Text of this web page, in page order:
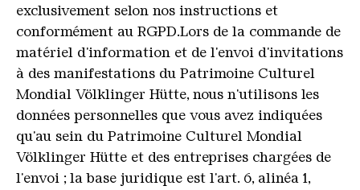
exclusivement selon nos instructions et
conformément au RGPD.Lors de la commande de
matériel d'information et de l'envoi d'invitations
à des manifestations du Patrimoine Culturel
Mondial Völklinger Hütte, nous n'utilisons les
données personnelles que vous avez indiquées
qu'au sein du Patrimoine Culturel Mondial
Völklinger Hütte et des entreprises chargées de
l'envoi ; la base juridique est l'art. 6, alinéa 1,